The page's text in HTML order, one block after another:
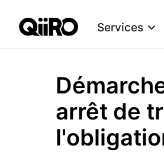
Services
arrêt de